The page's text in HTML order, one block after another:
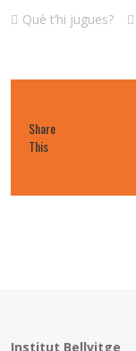
Què t’hi jugues?
Share
This
Institut Bellvitge